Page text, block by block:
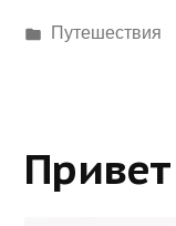
Написано
Путешествия
Привет